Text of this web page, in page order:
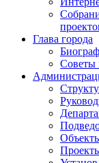
Глава города
Советы